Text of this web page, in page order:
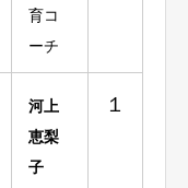
育コ
ーチ
河上
恵梨
子
１